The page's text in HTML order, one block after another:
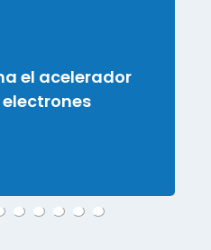
¿Cómo funciona la
radioterapia?